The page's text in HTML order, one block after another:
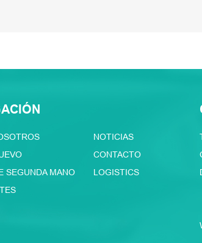
SEGUNDA MANO
NOTICIAS
CONTACTO
LOGISTICS